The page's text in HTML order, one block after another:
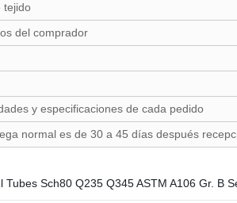
tejido
del comprador
y especificaciones de cada pedido
normal es de 30 a 45 días después